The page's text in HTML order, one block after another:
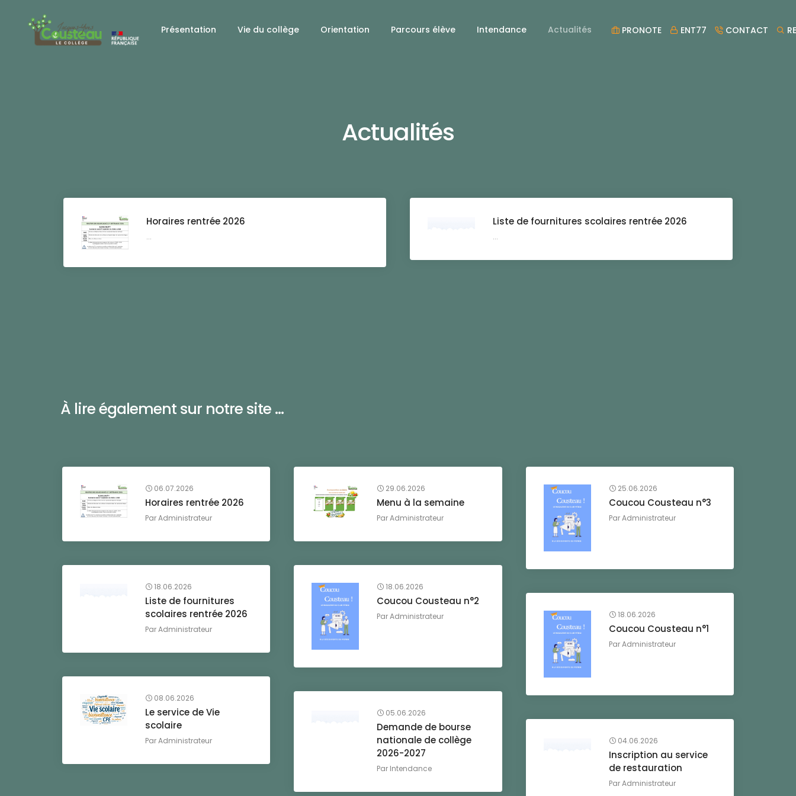
Présentation Vie du collège Orientation Parcours élève Intendance Actualités PRONOTE ENT77 CONTACT
Actualités
Horaires rentrée 2026
...
Liste de fournitures scolaires rentrée 2026
...
À lire également sur notre site ...
06.07.2026
Horaires rentrée 2026
ParAdministrateur
29.06.2026
Menu à la semaine
ParAdministrateur
25.06.2026
Coucou Cousteau n°3
ParAdministrateur
18.06.2026
Liste de fournitures
scolaires rentrée 2026
ParAdministrateur
18.06.2026
Coucou Cousteau n°2
ParAdministrateur 18.06.2026
Coucou Cousteau n°1
ParAdministrateur
08.06.2026
Le service de Vie
scolaire
ParAdministrateur
05.06.2026
Demande de bourse
nationale de collège
2026-2027
Par Intendance
04.06.2026
Inscription au service
de restauration
ParAdministrateur